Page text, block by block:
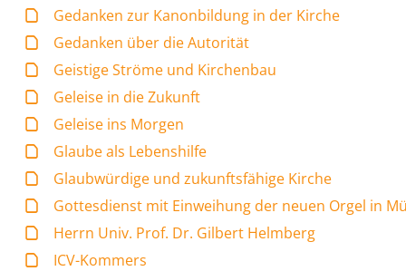
Gedanken zur Kanonbildung in der Kirche
Gedanken über die Autorität
Geistige Ströme und Kirchenbau
Geleise in die Zukunft
Geleise ins Morgen
Glaube als Lebenshilfe
Glaubwürdige und zukunftsfähige Kirche
Gottesdienst mit Einweihung der neuen Orgel in
Herrn Univ. Prof. Dr. Gilbert Helmberg
ICV-Kommers